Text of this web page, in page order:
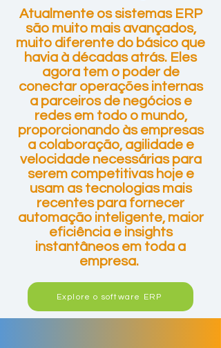
Atualmente os sistemas ERP
são muito mais avançados,
muito diferente do básico que
havia à décadas atrás. Eles
agora tem o poder de
conectar operações internas
a parceiros de negócios e
redes em todo o mundo,
proporcionando às empresas
a colaboração, agilidade e
velocidade necessárias para
serem competitivas hoje e
usam as tecnologias mais
recentes para fornecer
automação inteligente, maior
eficiência e insights
instantâneos em toda a
empresa.
Explore o software ERP